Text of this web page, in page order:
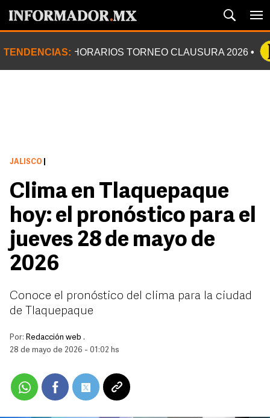
TENDENCIAS: HORARIOS TORNEO CLAUSURA 2026
JALISCO
Clima en Tlaquepaque
hoy: el pronóstico para el
jueves 28 de mayo de
2026
Conoce el pronóstico del clima para la ciudad
de Tlaquepaque
Por: Redacción web .
28 de mayo de 2026 - 01:02 hs